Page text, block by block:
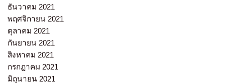
ธันวาคม 2021
พฤศจิกายน 2021
ตุลาคม 2021
กันยายน 2021
สิงหาคม 2021
กรกฎาคม 2021
มิถุนายน 2021